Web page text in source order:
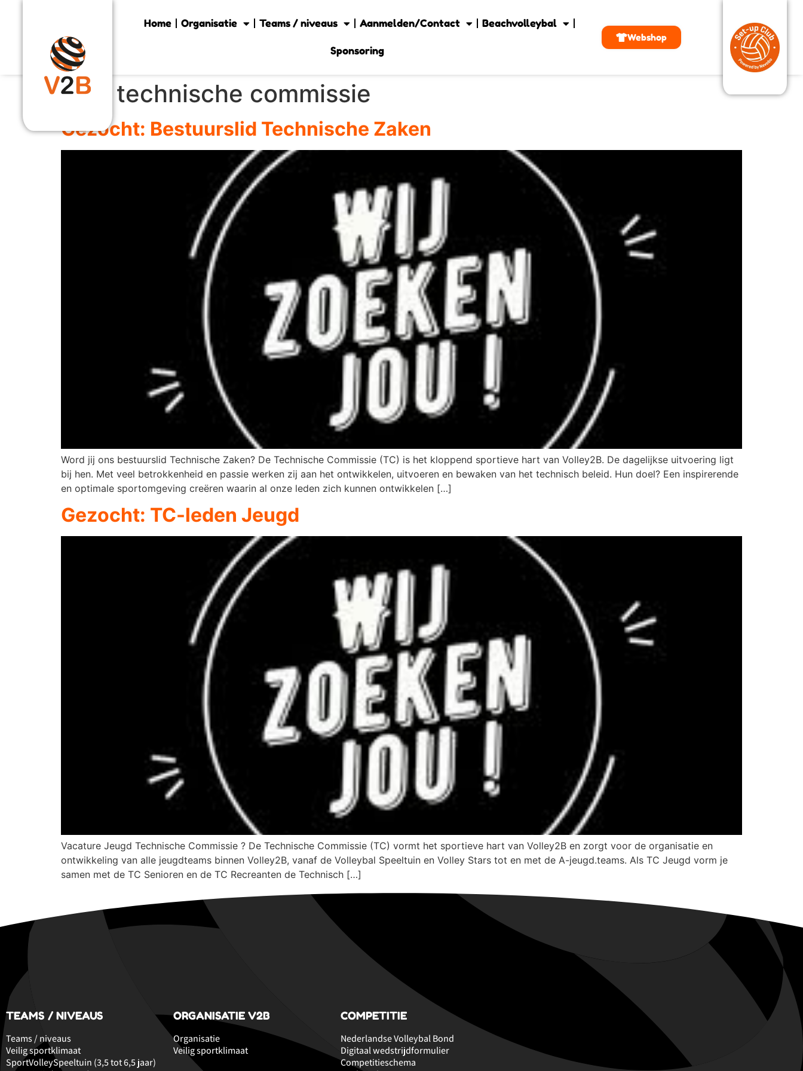
Home Organisatie Teams / niveaus Aanmelden/Contact Beachvolleybal
Sponsoring
Webshop
Tag: technische commissie
Gezocht: Bestuurslid Technische Zaken
Word jij ons bestuurslid Technische Zaken? De Technische Commissie (TC) is het kloppend sportieve hart van Volley2B. De dagelijkse uitvoering ligt
bij hen. Met veel betrokkenheid en passie werken zij aan het ontwikkelen, uitvoeren en bewaken van het technisch beleid. Hun doel? Een inspirerende
en optimale sportomgeving creëren waarin al onze leden zich kunnen ontwikkelen […]
Gezocht: TC-leden Jeugd
Vacature Jeugd Technische Commissie ? De Technische Commissie (TC) vormt het sportieve hart van Volley2B en zorgt voor de organisatie en
ontwikkeling van alle jeugdteams binnen Volley2B, vanaf de Volleybal Speeltuin en Volley Stars tot en met de A-jeugd.teams. Als TC Jeugd vorm je
samen met de TC Senioren en de TC Recreanten de Technisch […]
TEAMS / NIVEAUS
Teams / niveaus
Veilig sportklimaat
SportVolleySpeeltuin (3,5 tot 6,5 jaar)
ORGANISATIE V2B
Organisatie
Veilig sportklimaat
COMPETITIE
Nederlandse Volleybal Bond
Digitaal wedstrijdformulier
Competitieschema